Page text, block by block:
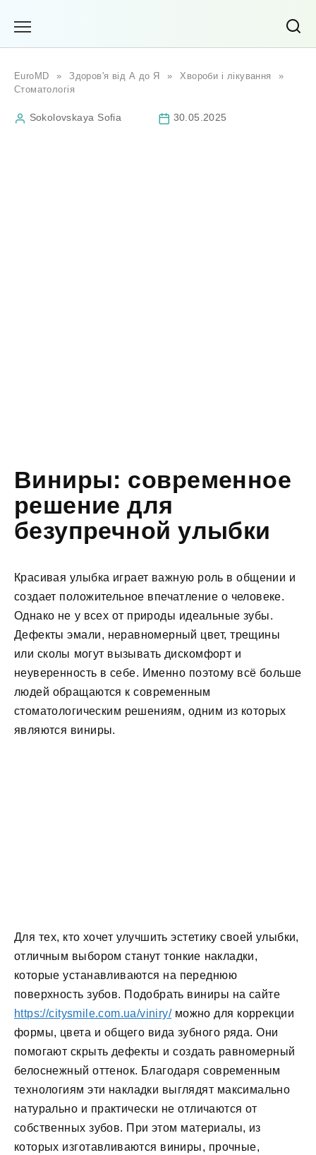
EuroMD » Здоров'я від А до Я » Хвороби і лікування
»
Стоматологія
Sokolovskaya Sofia 30.05.2025
Виниры: современное
решение для
безупречной улыбки
Красивая улыбка играет важную роль в общении и
создает положительное впечатление о человеке.
Однако не у всех от природы идеальные зубы.
Дефекты эмали, неравномерный цвет, трещины
или сколы могут вызывать дискомфорт и
неуверенность в себе. Именно поэтому всё больше
людей обращаются к современным
стоматологическим решениям, одним из которых
являются виниры.
Для тех, кто хочет улучшить эстетику своей улыбки,
отличным выбором станут тонкие накладки,
которые устанавливаются на переднюю
поверхность зубов. Подобрать виниры на сайте
https://citysmile.com.ua/viniry/можно для коррекции
формы, цвета и общего вида зубного ряда. Они
помогают скрыть дефекты и создать равномерный
белоснежный оттенок. Благодаря современным
технологиям эти накладки выглядят максимально
натурально и практически не отличаются от
собственных зубов. При этом материалы, из
которых изготавливаются виниры, прочные,